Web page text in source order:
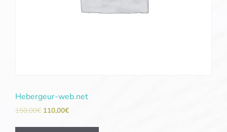
Hebergeur-web.net
150,00€ 110,00€